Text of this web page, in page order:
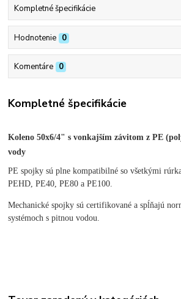
Kompletné špecifikácie
Hodnotenie 0
Komentáre 0
Kompletné špecifikácie
Koleno 50x6/4" s vonkajším závitomz PE
vody
PE spojky sú plne kompatibilné so všetkými
PEHD, PE40, PE80 a PE100.
Mechanické spojky sú certifikované a spĺňajú
systémoch s pitnou vodou.